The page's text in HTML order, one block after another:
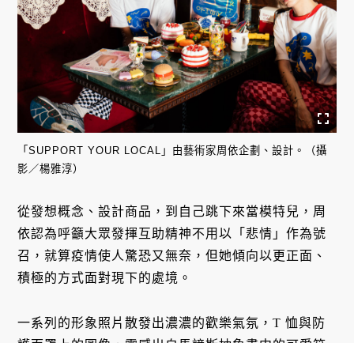
「SUPPORT YOUR LOCAL」由藝術家周依企劃、設計。（攝
影／楊雅淳）
從發想概念、設計商品，到自己跳下來當模特兒，周
依認為呼籲大眾發揮互助精神不用以「悲情」作為號
召，就算疫情使人驚恐又無奈，但她傾向以更正面、
積極的方式面對現下的處境。
一系列的形象照片散發出濃濃的歡樂氣氛，T 恤與防